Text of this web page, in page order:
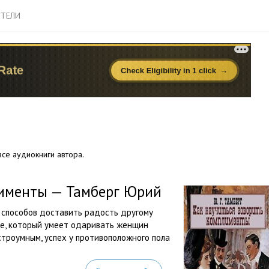
аудиокниги автора.
— Тамберг Юрий
доставить радость другому
который умеет одаривать женщин
успех у противоположного пола